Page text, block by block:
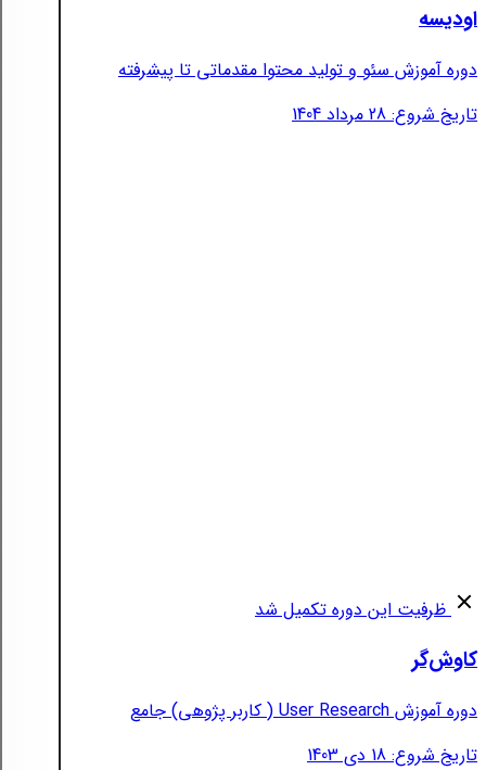
اودیسه
دوره آموزش سئو و تولید محتوا مقدماتی تا پیشرفته
تاریخ شروع: 28 مرداد 1404
ظرفیت این دوره تکمیل شد
کاوش‌گر
دوره آموزش User Research ( کاربر پژوهی) جامع
تاریخ شروع: 18 دی 1403